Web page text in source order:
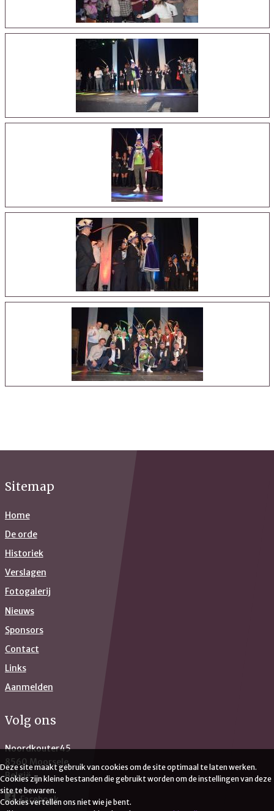
Sitemap
Home
De orde
Historiek
Verslagen
Fotogalerij
Nieuws
Sponsors
Contact
Links
Aanmelden
Volg ons
Noordkouter45
8560 Moorsele
België
Facebook
Deze site maakt gebruik van cookies om de site optimaal te laten werken.
Cookies zijn kleine bestanden die gebruikt worden om de instellingen van deze
site te bewaren.
Cookies vertellen ons niet wie je bent.